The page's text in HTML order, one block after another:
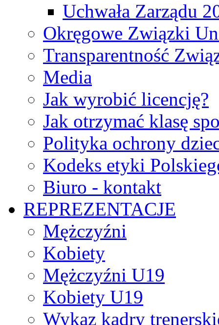
Uchwała Zarządu
Okręgowe Związki
Transparentność
Media
Jak wyrobić licencję?
Jak otrzymać klasę
Polityka ochrony
Kodeks etyki
Biuro - kontakt
REPREZENTACJE
Mężczyźni
Kobiety
Mężczyźni U19
Kobiety U19
Wykaz kadry